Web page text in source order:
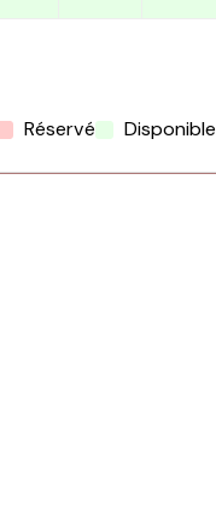
Réservé Disponible